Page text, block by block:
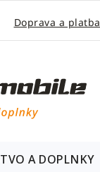
Doprava a platba
A DOPLNKY